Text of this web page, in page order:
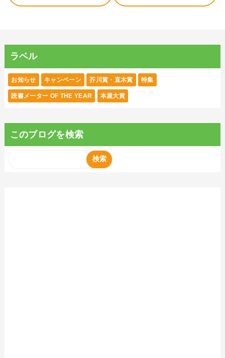
ラベル
お知らせ キャンペーン 芥川賞・直木賞 特集
読書メーター OF THE YEAR 本屋大賞
このブログを検索